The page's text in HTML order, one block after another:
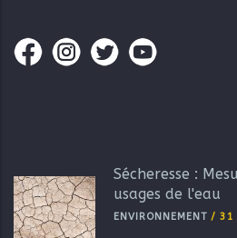
Sécheresse :
usages de l'eau
ENVIRONNEMENT / 31